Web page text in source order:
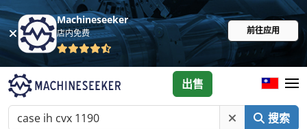
Machineseeker
店内免费 前往应用
搜索
出售